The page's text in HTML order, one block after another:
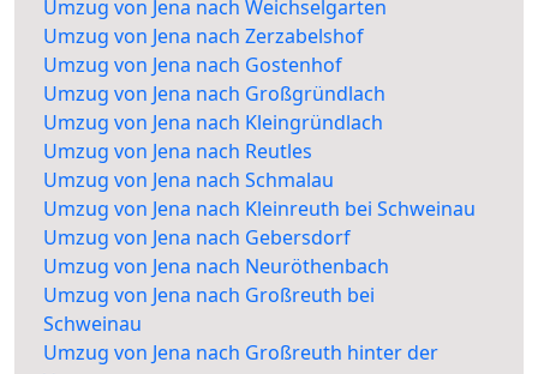
Umzug von Jena nach Weichselgarten
Umzug von Jena nach Zerzabelshof
Umzug von Jena nach Gostenhof
Umzug von Jena nach Großgründlach
Umzug von Jena nach Kleingründlach
Umzug von Jena nach Reutles
Umzug von Jena nach Schmalau
Umzug von Jena nach Kleinreuth bei Schweinau
Umzug von Jena nach Gebersdorf
Umzug von Jena nach Neuröthenbach
Umzug von Jena nach Großreuth bei
Schweinau
Umzug von Jena nach Großreuth hinter der